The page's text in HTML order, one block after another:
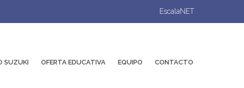
EscalaNET
SUZUKI OFERTA EDUCATIVA EQUIPO CONTACTO